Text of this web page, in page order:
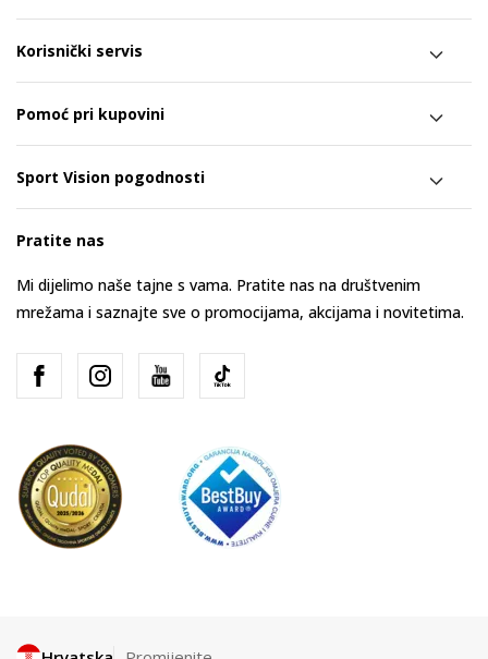
Korisnički servis
Pomoć pri kupovini
Sport Vision pogodnosti
Pratite nas
Mi dijelimo naše tajne s vama. Pratite nas na društvenim
mrežama i saznajte sve o promocijama, akcijama i novitetima.